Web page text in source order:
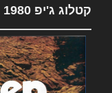
קטלוג ג'יפ 1980